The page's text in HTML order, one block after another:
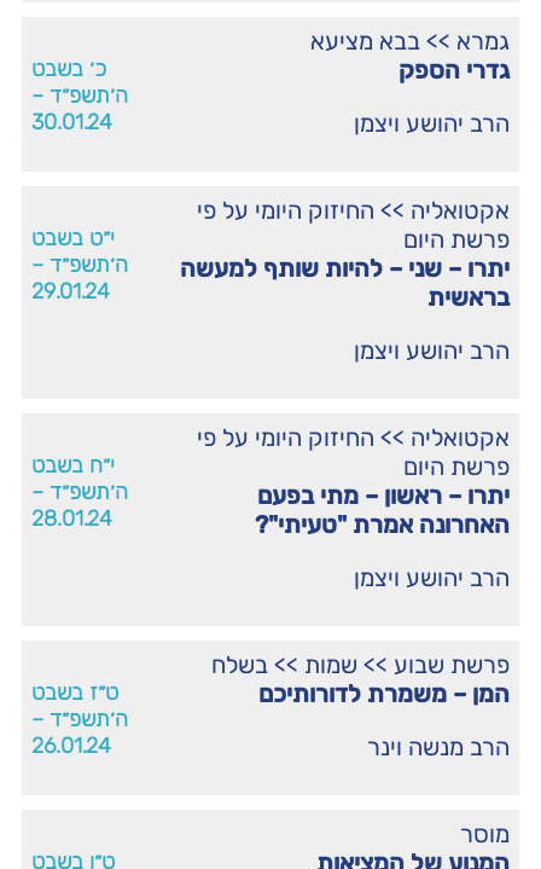
גמרא >> בבא מציעא
גדרי הספק
הרב יהושע ויצמן
כ׳ בשבט
ה׳תשפ״ד –
30.01.24
אקטואליה >> החיזוק היומי על פי
פרשת היום
יתרו – שני – להיות שותף למעשה
בראשית
הרב יהושע ויצמן
י״ט בשבט
ה׳תשפ״ד –
29.01.24
אקטואליה >> החיזוק היומי על פי
פרשת היום
יתרו – ראשון – מתי בפעם
האחרונה אמרת "טעיתי"?
הרב יהושע ויצמן
י״ח בשבט
ה׳תשפ״ד –
28.01.24
פרשת שבוע >> שמות >> בשלח
המן – משמרת לדורותיכם
הרב מנשה וינר
ט״ז בשבט
ה׳תשפ״ד –
26.01.24
מוסר
המנוע של המציאות
ט״ו בשבט